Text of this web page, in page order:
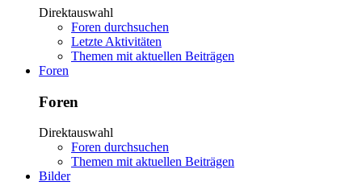
Direktauswahl
Foren durchsuchen
Letzte Aktivitäten
Themen mit aktuellen Beiträgen
Foren
Foren
Direktauswahl
Foren durchsuchen
Themen mit aktuellen Beiträgen
Bilder